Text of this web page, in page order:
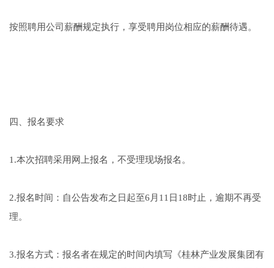
按照聘用公司薪酬规定执行，享受聘用岗位相应的薪酬待遇。
四、报名要求
1.本次招聘采用网上报名，不受理现场报名。
2.报名时间：自公告发布之日起至6月11日18时止，逾期不再受
理。
3.报名方式：报名者在规定的时间内填写《桂林产业发展集团有